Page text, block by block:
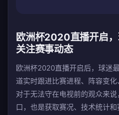
欧洲杯2020直播开启
关注赛事动态
欧洲杯2020直播开启后，球迷
道实时跟进比赛进程、阵容变化
对于无法守在电视前的观众来
口，也是获取赛况、技术统计